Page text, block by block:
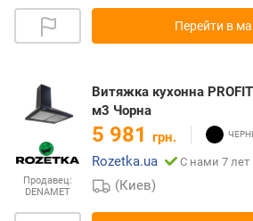
Перейти в
Продавец:
DENAMET
Витяжка кухонна
м3 Чорна
5 981 грн.
Rozetka.ua
С нами 7 лет
(Киев)